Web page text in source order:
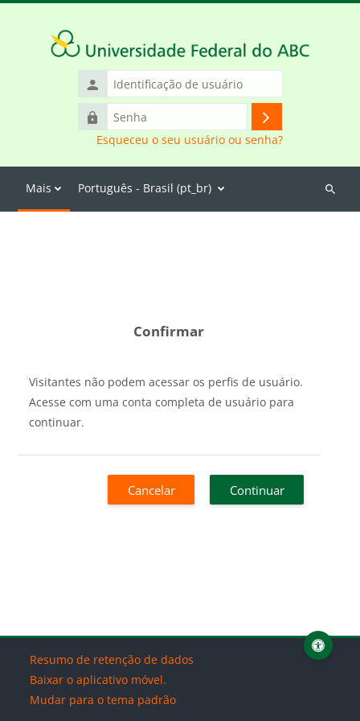
Identificação
usuário
Senha
Acessar
Esqueceu o seu usuário ou senha?
Mais Português - Brasil ‎(pt_br)‎
Buscar
Confirmar
Visitantes não podem acessar os perfis de usuário.
Acesse com uma conta completa de usuário para
continuar.
Cancelar Continuar
Resumo de retenção de dados
Baixar o aplicativo móvel.
Mudar para o tema padrão